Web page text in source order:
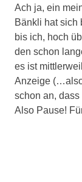
Ach ja, ein
Bänkli hat sich
bis ich, hoch
den schon
es ist
Anzeige
schon an,
Also Pause!